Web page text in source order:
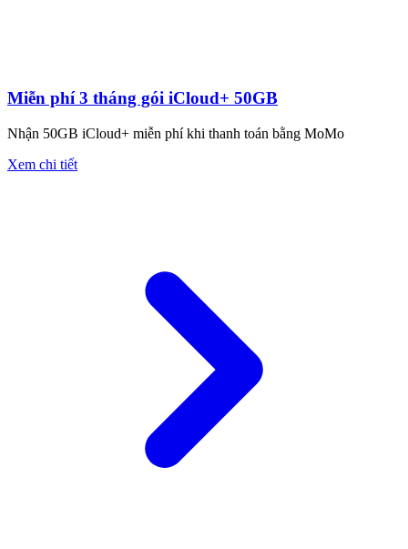
Miễn phí 3 tháng gói iCloud+ 50GB
Nhận 50GB iCloud+ miễn phí khi thanh toán bằng MoMo
Xem chi tiết